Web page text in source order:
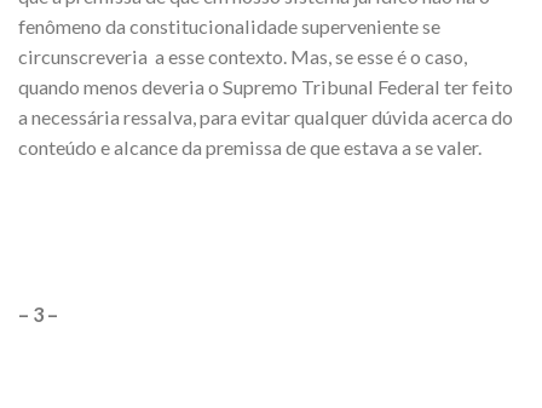
fenômeno da constitucionalidade superveniente se
circunscreveria a esse contexto. Mas, se esse é o caso,
quando menos deveria o Supremo Tribunal Federal ter feito
a necessária ressalva, para evitar qualquer dúvida acerca do
conteúdo e alcance da premissa de que estava a se valer.
– 3 –